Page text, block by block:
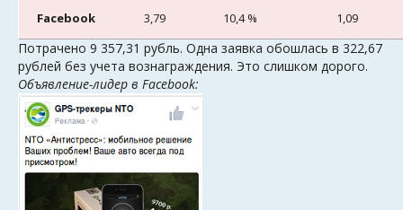
Facebook 3,79 10,4 % 1,09
Потрачено 9 357,31 рубль. Одна заявка обошлась в 322,67
рублей без учета вознаграждения. Это слишком дорого.
Объявление-лидер в Facebook: